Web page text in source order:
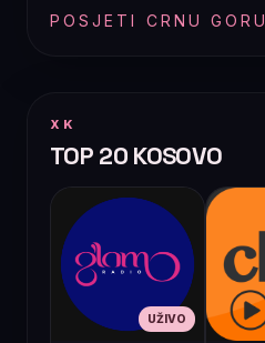
POSJETI CRNU GORU
XK
TOP 20 KOSOVO
UŽIVO